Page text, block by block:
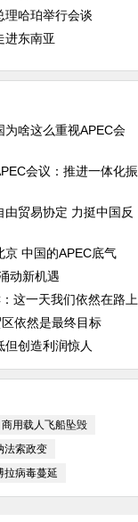
理哈珀举行会谈
进东南亚
为啥这么重视APEC会
会议：推进一体化振
由贸易协定 力挺中国反
京 中国的APEC底气
动新机遇
这一天我们依然在路上
依然是最终目标
创造利润惊人
商用载人飞船坠毁
法索政变
拉病毒蔓延